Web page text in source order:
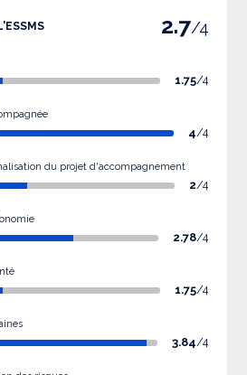
2.7/4
1.75/4
4/4
du projet d'accompagnement
2/4
2.78/4
1.75/4
3.84/4